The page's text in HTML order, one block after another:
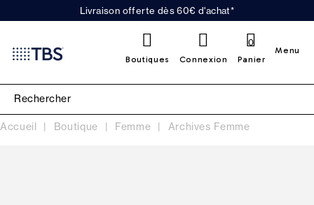
Livraison offerte dès 60€ d'achat*
Boutiques Connexion Panier
0
Menu
Accueil Boutique Femme Archives Femme